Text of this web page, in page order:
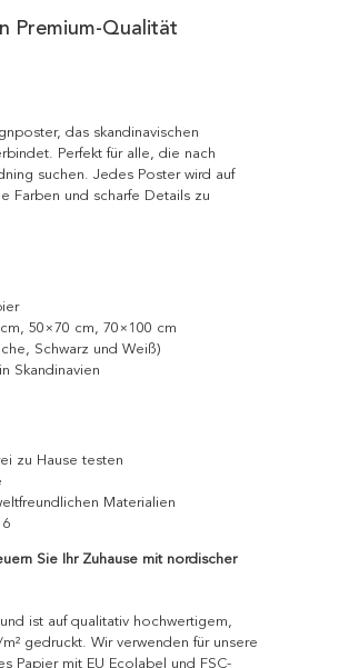
Premium-Qualität
das skandinavischen
Perfekt für alle, die nach
suchen. Jedes Poster wird auf
Farben und scharfe Details zu
50×70 cm, 70×100 cm
Schwarz und Weiß)
Skandinavien
zu Hause testen
Materialien
Sie Ihr Zuhause mit nordischer
ist auf qualitativ hochwertigem,
gedruckt. Wir verwenden für unsere
Papier mit EU Ecolabel und FSC-